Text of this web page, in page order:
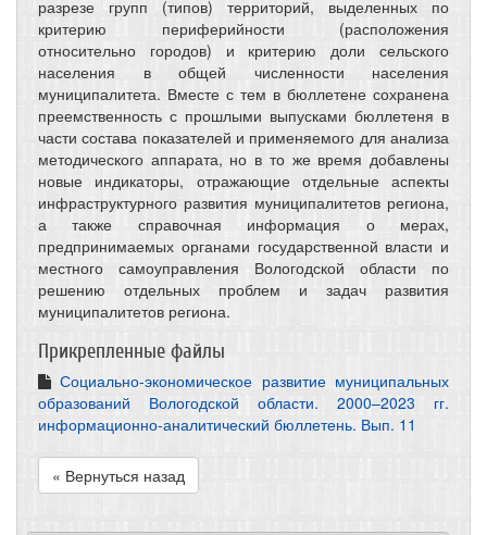
разрезе групп (типов) территорий, выделенных по
критерию периферийности (расположения
относительно городов) и критерию доли сельского
населения в общей численности населения
муниципалитета. Вместе с тем в бюллетене сохранена
преемственность с прошлыми выпусками бюллетеня в
части состава показателей и применяемого для анализа
методического аппарата, но в то же время добавлены
новые индикаторы, отражающие отдельные аспекты
инфраструктурного развития муниципалитетов региона,
а также справочная информация о мерах,
предпринимаемых органами государственной власти и
местного самоуправления Вологодской области по
решению отдельных проблем и задач развития
муниципалитетов региона.
Прикрепленные файлы
Социально-экономическое развитие муниципальных
образований Вологодской области. 2000–2023 гг.
информационно-аналитический бюллетень. Вып. 11
« Вернуться назад